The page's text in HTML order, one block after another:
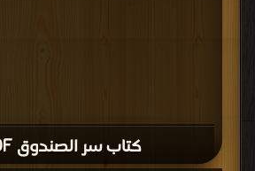
كتاب سر الصندوق PDF